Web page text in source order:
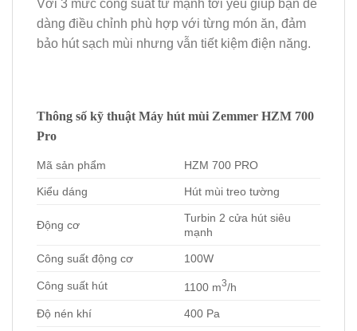
Với 3 mức công suất từ mạnh tới yếu giúp bạn dễ
dàng điều chỉnh phù hợp với từng món ăn, đảm
bảo hút sạch mùi nhưng vẫn tiết kiệm điện năng.
Thông số kỹ thuật Máy hút mùi Zemmer HZM 700
Pro
Mã sản phẩm HZM 700 PRO
Kiểu dáng Hút mùi treo tường
Động cơ
Turbin 2 cửa hút siêu
mạnh
Công suất động cơ 100W
Công suất hút 1100 m3/h
Độ nén khí 400 Pa